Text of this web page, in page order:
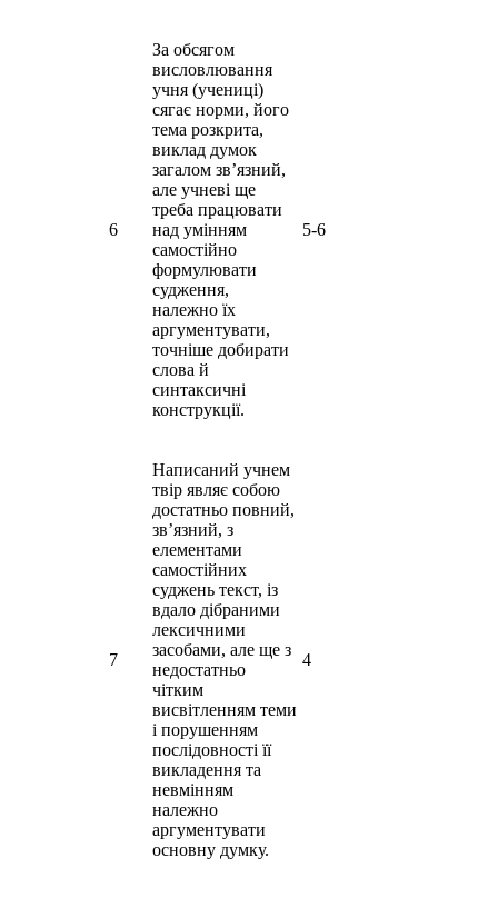
6
За обсягом
висловлювання
учня (учениці)
сягає норми, його
тема розкрита,
виклад думок
загалом зв’язний,
але учневі ще
треба працювати
над умінням
самостійно
формулювати
судження,
належно їх
аргументувати,
точніше добирати
слова й
синтаксичні
конструкції.
5-6
7
Написаний учнем
твір являє собою
достатньо повний,
зв’язний, з
елементами
самостійних
суджень текст, із
вдало дібраними
лексичними
засобами, але ще з
недостатньо
чітким
висвітленням теми
і порушенням
послідовності її
викладення та
невмінням
належно
аргументувати
основну думку.
4